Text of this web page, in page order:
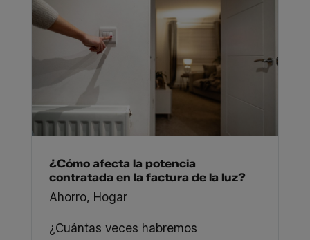
¿Cómo afecta la potencia
contratada en la factura de la luz?
Ahorro, Hogar
¿Cuántas veces habremos